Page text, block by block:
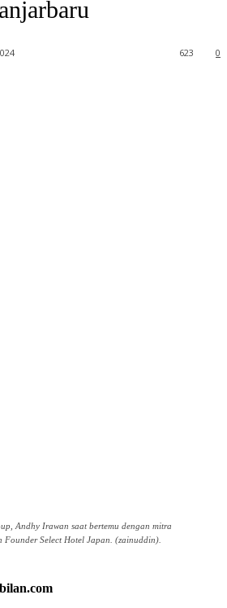
0
623
Andhy Irawan saat bertemu dengan mitra
Founder Select Hotel Japan. (zainuddin).